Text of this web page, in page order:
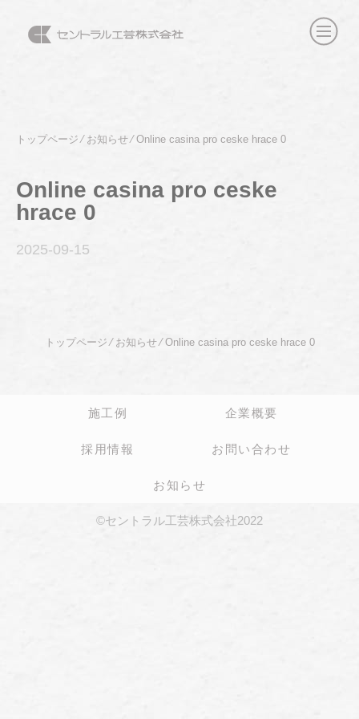
トップページ⁄ お知らせ⁄Online casina pro ceske hrace 0
Online casina pro ceske
hrace 0
2025-09-15
トップページ ⁄ お知らせ⁄Online casina pro ceske hrace 0
施工例 企業概要
採用情報 お問い合わせ
お知らせ
©セントラル工芸株式会社2022